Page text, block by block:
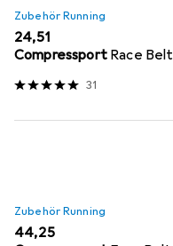
Zubehör Running
EUR
24,51
Compressport Race Belt
31
Zubehör Running
EUR
44,25